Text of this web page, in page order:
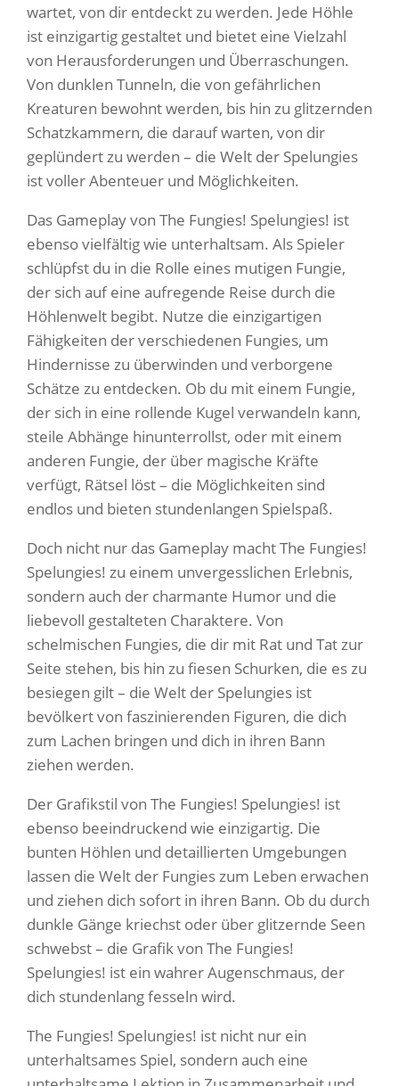
wartet, von dir entdeckt zu werden. Jede Höhle
ist einzigartig gestaltet und bietet eine Vielzahl
von Herausforderungen und Überraschungen.
Von dunklen Tunneln, die von gefährlichen
Kreaturen bewohnt werden, bis hin zu glitzernden
Schatzkammern, die darauf warten, von dir
geplündert zu werden – die Welt der Spelungies
ist voller Abenteuer und Möglichkeiten.
Das Gameplay von The Fungies! Spelungies! ist
ebenso vielfältig wie unterhaltsam. Als Spieler
schlüpfst du in die Rolle eines mutigen Fungie,
der sich auf eine aufregende Reise durch die
Höhlenwelt begibt. Nutze die einzigartigen
Fähigkeiten der verschiedenen Fungies, um
Hindernisse zu überwinden und verborgene
Schätze zu entdecken. Ob du mit einem Fungie,
der sich in eine rollende Kugel verwandeln kann,
steile Abhänge hinunterrollst, oder mit einem
anderen Fungie, der über magische Kräfte
verfügt, Rätsel löst – die Möglichkeiten sind
endlos und bieten stundenlangen Spielspaß.
Doch nicht nur das Gameplay macht The Fungies!
Spelungies! zu einem unvergesslichen Erlebnis,
sondern auch der charmante Humor und die
liebevoll gestalteten Charaktere. Von
schelmischen Fungies, die dir mit Rat und Tat zur
Seite stehen, bis hin zu fiesen Schurken, die es zu
besiegen gilt – die Welt der Spelungies ist
bevölkert von faszinierenden Figuren, die dich
zum Lachen bringen und dich in ihren Bann
ziehen werden.
Der Grafikstil von The Fungies! Spelungies! ist
ebenso beeindruckend wie einzigartig. Die
bunten Höhlen und detaillierten Umgebungen
lassen die Welt der Fungies zum Leben erwachen
und ziehen dich sofort in ihren Bann. Ob du durch
dunkle Gänge kriechst oder über glitzernde Seen
schwebst – die Grafik von The Fungies!
Spelungies! ist ein wahrer Augenschmaus, der
dich stundenlang fesseln wird.
The Fungies! Spelungies! ist nicht nur ein
unterhaltsames Spiel, sondern auch eine